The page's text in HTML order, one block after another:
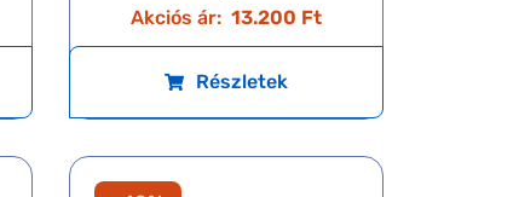
Akciós ár: 13.200 Ft
Részletek